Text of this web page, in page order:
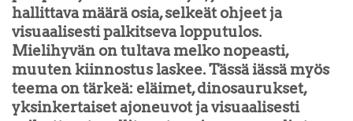
hallittava määrä osia, selkeät ohjeet ja
visuaalisesti palkitseva lopputulos.
Mielihyvän on tultava melko nopeasti,
muuten kiinnostus laskee. Tässä iässä myös
teema on tärkeä: eläimet, dinosaurukset,
yksinkertaiset ajoneuvot ja visuaalisesti